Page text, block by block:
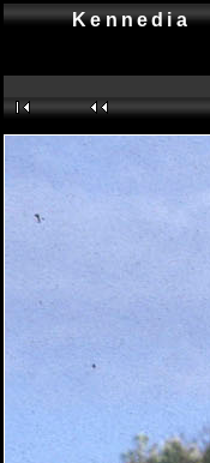
Kennedia